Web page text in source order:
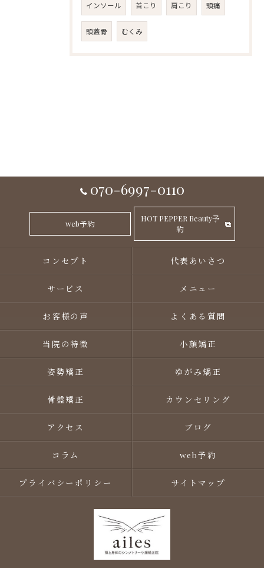
インソール 首こり 肩こり 頭痛
頭蓋骨 むくみ
070-6997-0110
web予約
HOT PEPPER Beauty予
約
コンセプト 代表あいさつ
サービス メニュー
お客様の声 よくある質問
当院の特徴 小顔矯正
姿勢矯正 ゆがみ矯正
骨盤矯正 カウンセリング
アクセス ブログ
コラム web予約
プライバシーポリシー サイトマップ